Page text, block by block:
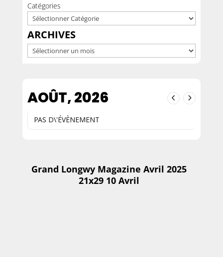
Catégories
ARCHIVES
Archives
AOÛT, 2026
PAS D\'ÉVÈNEMENT
Grand Longwy Magazine Avril 2025
21x29 10 Avril